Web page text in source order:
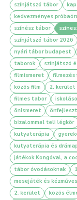
Teret
A színdarabot,
közös
Támogatjuk a
véleményüket és
részesei
színjátszó tábor
kedvezményes
színész tábor
színjátszó tábor 2026
nyári tábor budapest
taborok
színjátszó
filmismeret
filmezés
közös film
2.
filmes tabor
önismeret
bizalommal teli légkör
kutyaterápia
kutyaterápia és
játékok Kongóval, a
tábor óvodásoknak
mesejáték és
2. kerület
közös